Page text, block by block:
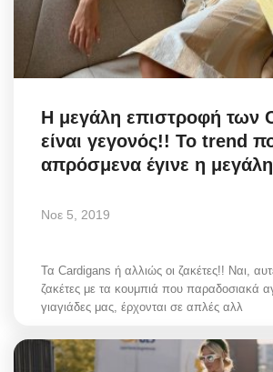
Η μεγάλη επιστροφή των
είναι γεγονός!! Το trend
απρόσμενα έγινε η
Νοε 5, 2019
Τα Cardigans ή αλλιώς οι ζακέτες!! Ναι,
ζακέτες με τα κουμπιά που παραδοσιακά
γιαγιάδες μας, έρχονται σε απλές αλλ